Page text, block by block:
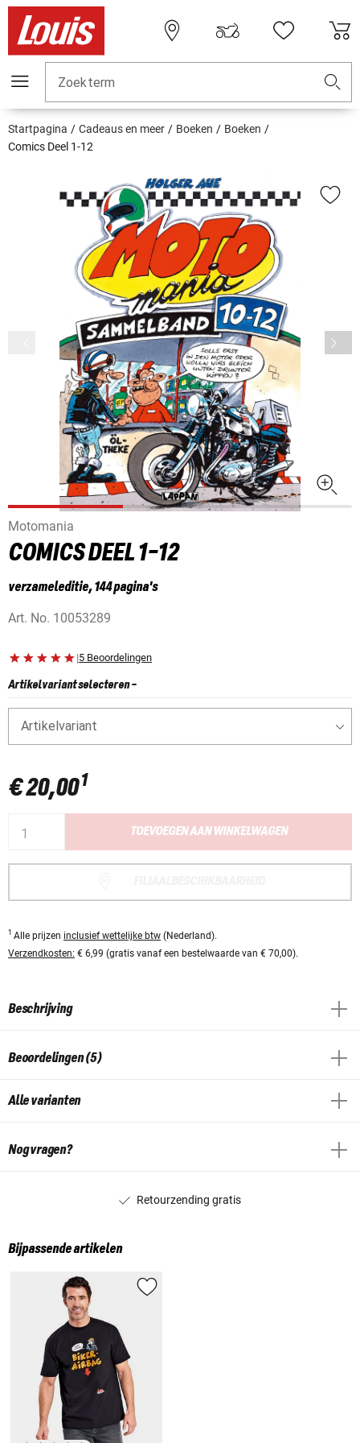
Zoekterm
Startpagina Cadeaus en meer Boeken
Boeken
Comics Deel 1-12
Motomania
COMICS DEEL 1-12
verzameleditie, 144 pagina's
Art. No. 10053289
|5 Beoordelingen
Artikelvariant selecteren-
Artikelvariant
€ 20,001
TOEVOEGEN AAN WINKELWAGEN
1 Alle prijzen inclusief wettelijke btw (Nederland).
Verzendkosten: € 6,99 (gratis vanaf een bestelwaarde van € 70,00).
Beschrijving
Beoordelingen (5)
Alle varianten
Nog vragen?
Retourzending gratis
Bijpassende artikelen